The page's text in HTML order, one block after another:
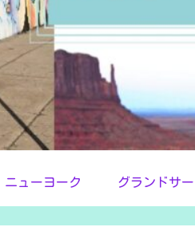
ニューヨーク グランドサ